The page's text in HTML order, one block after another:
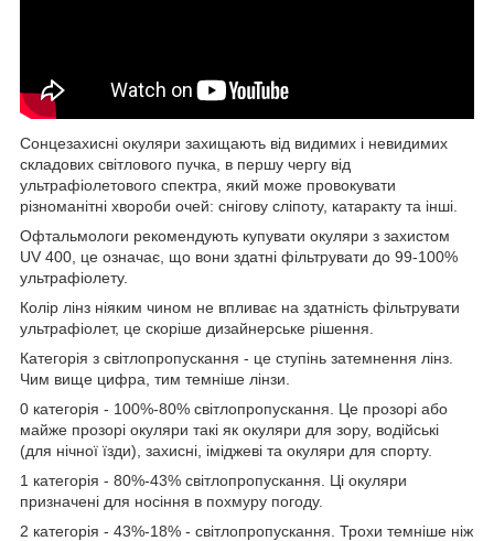
Сонцезахисні окуляри захищають від видимих і невидимих
складових світлового пучка, в першу чергу від
ультрафіолетового спектра, який може провокувати
різноманітні хвороби очей: снігову сліпоту, катаракту та інші.
Офтальмологи рекомендують купувати окуляри з захистом
UV 400, це означає, що вони здатні фільтрувати до 99-100%
ультрафіолету.
Колір лінз ніяким чином не впливає на здатність фільтрувати
ультрафіолет, це скоріше дизайнерське рішення.
Категорія з світлопропускання - це ступінь затемнення лінз.
Чим вище цифра, тим темніше лінзи.
0 категорія - 100%-80% світлопропускання. Це прозорі або
майже прозорі окуляри такі як окуляри для зору, водійські
(для нічної їзди), захисні, іміджеві та окуляри для спорту.
1 категорія - 80%-43% світлопропускання. Ці окуляри
призначені для носіння в похмуру погоду.
2 категорія - 43%-18% - світлопропускання. Трохи темніше ніж